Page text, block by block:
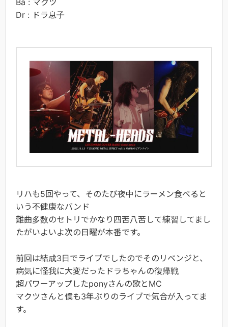
Dr : ドラ息子
リハも5回やって、そのたび夜中にラーメン食べると
いう不健康なバンド
難曲多数のセトリでかなり四苦八苦して練習してまし
たがいよいよ次の日曜が本番です。
前回は結成3日でライブでしたのでそのリベンジと、
病気に怪我に大変だったドラちゃんの復帰戦
超パワーアップしたponyさんの歌とMC
マクツさんと僕も3年ぶりのライブで気合が入ってま
す。